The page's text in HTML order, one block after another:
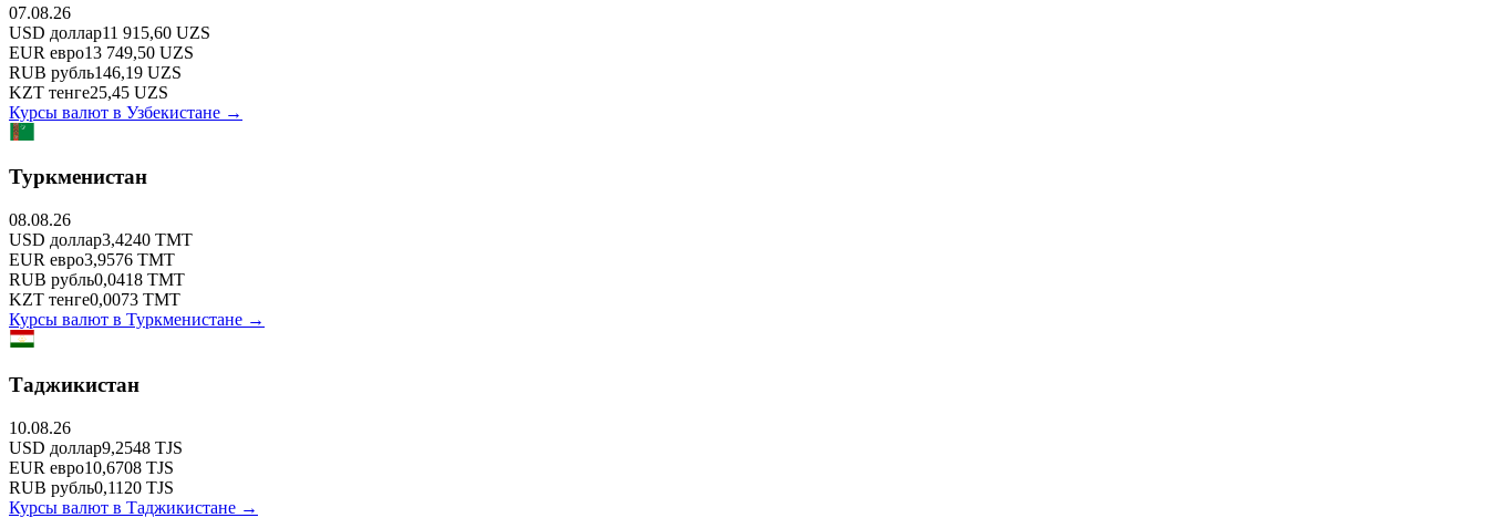
07.08.26
USD доллар11 915,60 UZS
EUR евро13 749,50 UZS
RUB рубль146,19 UZS
KZT тенге25,45 UZS
Курсы валют в Узбекистане →
Туркменистан
08.08.26
USD доллар3,4240 TMT
EUR евро3,9576 TMT
RUB рубль0,0418 TMT
KZT тенге0,0073 TMT
Курсы валют в Туркменистане →
Таджикистан
10.08.26
USD доллар9,2548 TJS
EUR евро10,6708 TJS
RUB рубль0,1120 TJS
Курсы валют в Таджикистане →